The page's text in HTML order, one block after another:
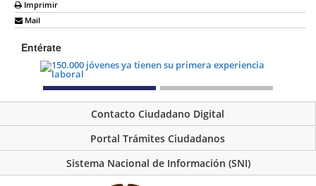
Imprimir
Mail
Entérate
Contacto Ciudadano Digital
Portal Trámites Ciudadanos
Sistema Nacional de Información (SNI)